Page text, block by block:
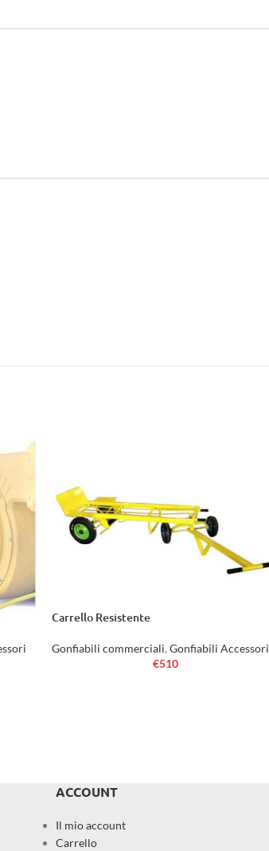
Carrello Resistente
Gonfiabili commerciali, Gonfiabili Accessori
€510
ACCOUNT
Il mio account
Carrello